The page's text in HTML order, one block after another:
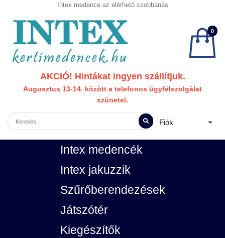
Intex medence az elérhető csobbanás
0
AKCIÓ! Hintákat ingyen szállítjuk.
Augusztus 13-14. között a telefonos ügyfélszolgálat
szünetel.
Fiók
Intex medencék
Intex jakuzzik
Szűrőberendezések
Játszótér
Kiegészítők